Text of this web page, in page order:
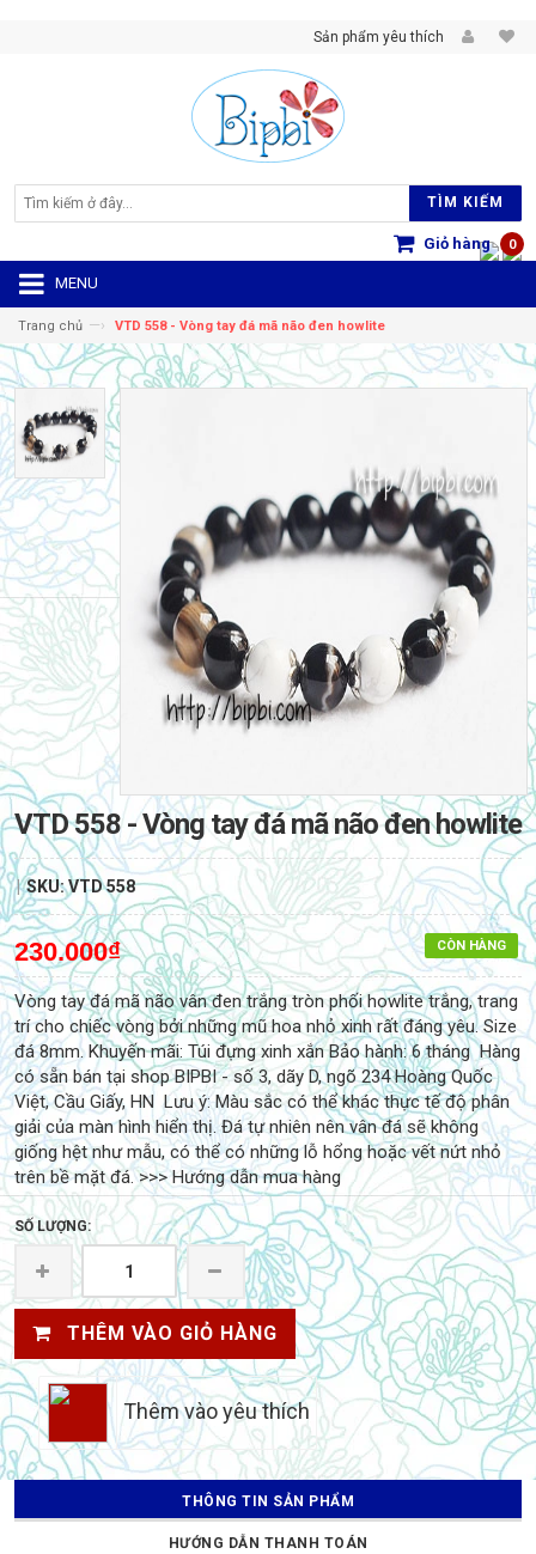
Sản phẩm yêu thích
TÌM KIẾM
Giỏ hàng 0
MENU
Trang chủ —› VTD 558 - Vòng tay đá mã não đen howlite
VTD 558 - Vòng tay đá mã não đen howlite
|SKU:VTD 558
CÒN HÀNG
230.000₫
Vòng tay đá mã não vân đen trắng tròn phối howlite trắng, trang
trí cho chiếc vòng bởi những mũ hoa nhỏ xinh rất đáng yêu. Size
đá 8mm. Khuyến mãi: Túi đựng xinh xắn Bảo hành: 6 tháng Hàng
có sẵn bán tại shop BIPBI - số 3, dãy D, ngõ 234 Hoàng Quốc
Việt, Cầu Giấy, HN Lưu ý: Màu sắc có thể khác thực tế độ phân
giải của màn hình hiển thị. Đá tự nhiên nên vân đá sẽ không
giống hệt như mẫu, có thể có những lỗ hổng hoặc vết nứt nhỏ
trên bề mặt đá. >>> Hướng dẫn mua hàng
SỐ LƯỢNG:
THÊM VÀO GIỎ HÀNG
Thêm vào yêu thích
THÔNG TIN SẢN PHẨM
HƯỚNG DẪN THANH TOÁN